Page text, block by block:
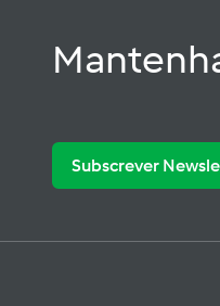
Subscrever